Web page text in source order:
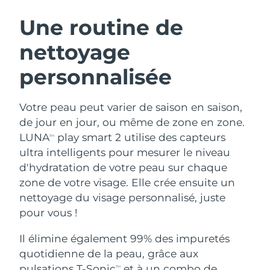
Une routine de
nettoyage
personnalisée
Votre peau peut varier de saison en saison,
de jour en jour, ou même de zone en zone.
LUNATM
play smart 2 utilise des capteurs
ultra intelligents pour mesurer le niveau
d'hydratation de votre peau sur chaque
zone de votre visage. Elle crée ensuite un
nettoyage du visage personnalisé, juste
pour vous !
Il élimine également 99% des impuretés
quotidienne de la peau, grâce aux
TM
Nettoyage du visage
Anti-aging massage
LUNA™ 4 Plus
Massage, LED heating
LUNA™ 4 Men
Lifting
Microcurrent toning
BEAR™ 2 go
Microcurrent toning on-the-go
BEAR™ 2 eyes & lips
Hydratation
UFO™ 3 coffret
Deep facial hydration
Near-infrared and red light therapy
device
Soin bucco-dentaire
issa™ 4
Hybrid silicone sonic toothbrush
Smart hybrid silicone sonic toothbrush
FAQ™ TRAITEMENT ANTI-ÂGE
Anti-âge Traitements LED
Autriche Livraison estimée
Bahreïn
Belgique Livraison estimée
Bermudes Livraison estimée8/16/26
Bosnie-Herzégovine Livraison estimée
Brunei
Bulgarie Livraison estimée 8/10/26
Canada
Chili Livraison estimée8/14/26